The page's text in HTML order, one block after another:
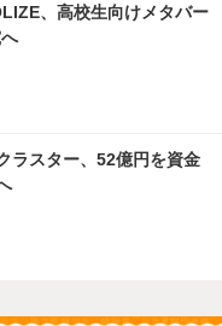
、高校生向けメタバー
ラスター、52億円を資金